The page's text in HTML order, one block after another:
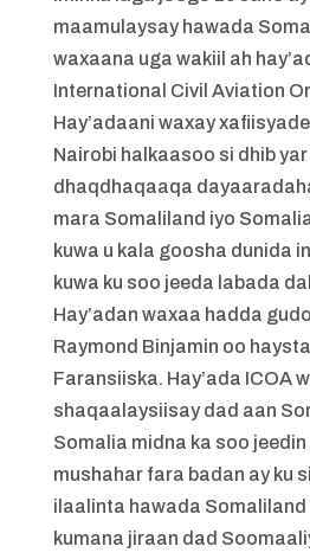
maamulaysay hawada
waxaana uga wakiil ah
International Civil Aviation
Hay’adaani waxay
Nairobi halkaasoo si dhib
dhaqdhaqaaqa
mara Somaliland iyo
kuwa u kala goosha dunida
kuwa ku soo jeeda labada
Hay’adan waxaa hadda
Raymond Binjamin oo
Faransiiska. Hay’ada ICOA
shaqaalaysiisay dad aan
Somalia midna ka soo
mushahar fara badan ay ku
ilaalinta hawada Somaliland
kumana jiraan dad